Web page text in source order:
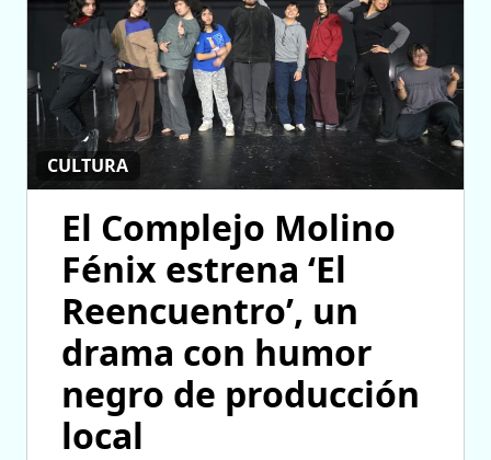
CULTURA
El Complejo Molino
Fénix estrena ‘El
Reencuentro’, un
drama con humor
negro de producción
local